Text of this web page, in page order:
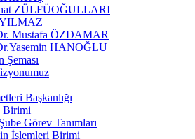
ZÜLFÜOĞULLARI
Mustafa ÖZDAMAR
HANOĞLU
Şeması
Başkanlığı
Birimi
Şube Görev Tanımları
İşlemleri Birimi